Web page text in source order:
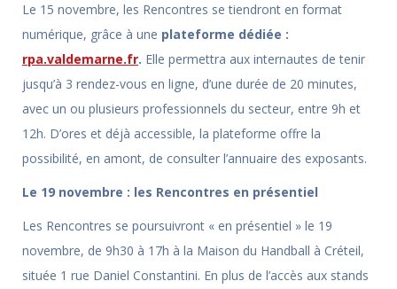
Le 15 novembre, les Rencontres se tiendront en format
numérique, grâce à une plateforme dédiée :
rpa.valdemarne.fr. Elle permettra aux internautes de tenir
jusqu’à 3 rendez-vous en ligne, d’une durée de 20 minutes,
avec un ou plusieurs professionnels du secteur, entre 9h et
12h. D’ores et déjà accessible, la plateforme offre la
possibilité, en amont, de consulter l’annuaire des exposants.
Le 19 novembre : les Rencontres en présentiel
Les Rencontres se poursuivront « en présentiel » le 19
novembre, de 9h30 à 17h à la Maison du Handball à Créteil,
située 1 rue Daniel Constantini. En plus de l’accès aux stands